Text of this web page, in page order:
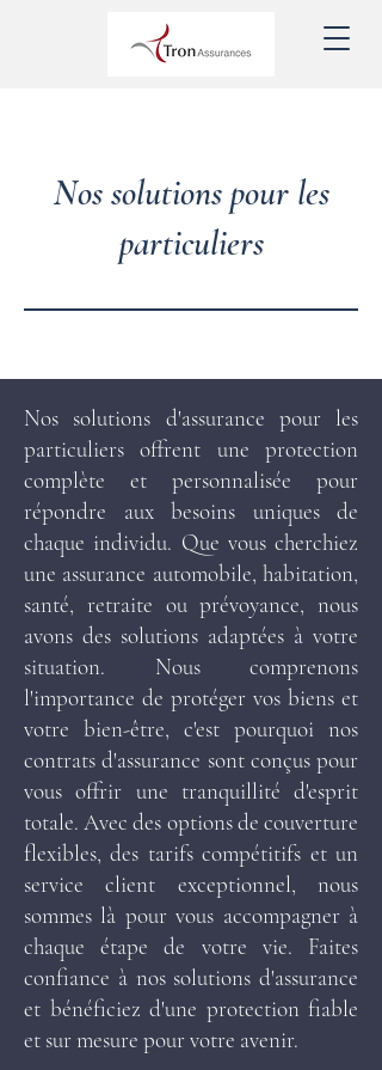
Nos solutions pour les
particuliers
Nos solutions d'assurance pour les
particuliers offrent une protection
complète et personnalisée pour
répondre aux besoins uniques de
chaque individu. Que vous cherchiez
une assurance automobile, habitation,
santé, retraite ou prévoyance, nous
avons des solutions adaptées à votre
situation. Nous comprenons
l'importance de protéger vos biens et
votre bien-être, c'est pourquoi nos
contrats d'assurance sont conçus pour
vous offrir une tranquillité d'esprit
totale. Avec des options de couverture
flexibles, des tarifs compétitifs et un
service client exceptionnel, nous
sommes là pour vous accompagner à
chaque étape de votre vie. Faites
confiance à nos solutions d'assurance
et bénéficiez d'une protection fiable
et sur mesure pour votre avenir.